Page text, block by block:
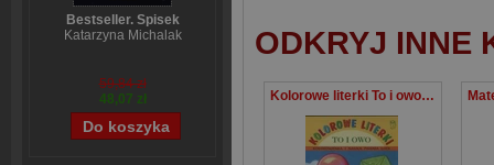
Bestseller. Spisek
Katarzyna Michalak
59,84 zł
48,07 zł
ODKRYJ INNE
Kolorowe literki To i owo Kolorowanka i nauka pisania liter